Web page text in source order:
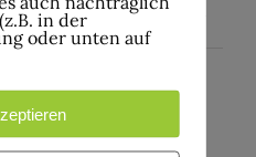
FEROCIOUS-
in der
oder unten auf